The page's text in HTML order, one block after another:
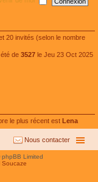
20 invités (selon le nombre
de 3527 le Jeu 23 Oct 2025
le plus récent est Lena
Nous contacter
Limited
Soucaze